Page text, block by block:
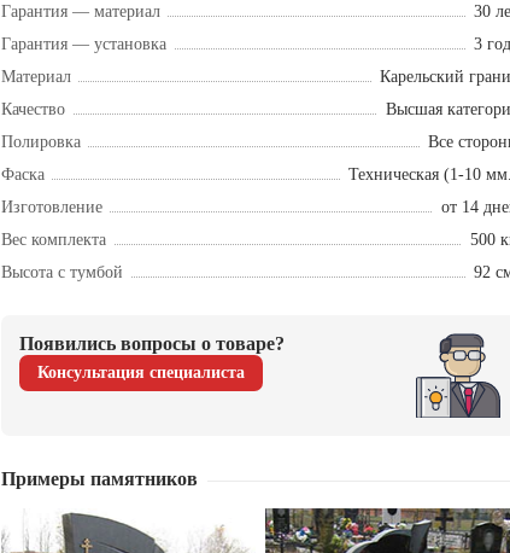
Гарантия — материал
30
Гарантия — установка
3
Материал
Карельский
Качество
Высшая
Полировка
Все
Фаска
Техническая (1-10
Изготовление
от 14
Вес комплекта
500
Высота с тумбой
92
Появились вопросы о товаре?
Консультация специалиста
Примеры памятников